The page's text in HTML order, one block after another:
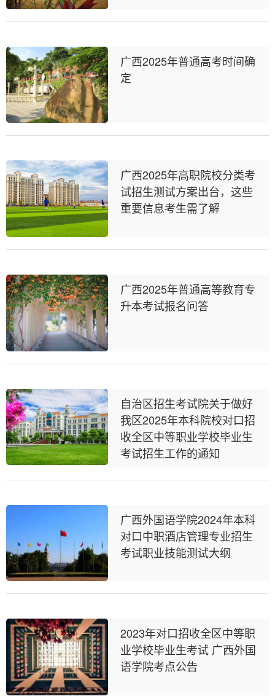
广西2025年普通高考时间确
定
广西2025年高职院校分类考
试招生测试方案出台，这些
重要信息考生需了解
广西2025年普通高等教育专
升本考试报名问答
自治区招生考试院关于做好
我区2025年本科院校对口招
收全区中等职业学校毕业生
考试招生工作的通知
广西外国语学院2024年本科
对口中职酒店管理专业招生
考试职业技能测试大纲
2023年对口招收全区中等职
业学校毕业生考试 广西外国
语学院考点公告